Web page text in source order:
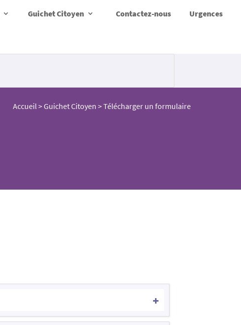
Guichet Citoyen Contactez-nous Urgences
Accueil>Guichet Citoyen >Télécharger un formulaire